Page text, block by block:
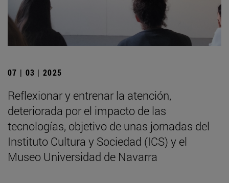
07 | 03 | 2025
Reflexionar y entrenar la atención,
deteriorada por el impacto de las
tecnologías, objetivo de unas jornadas del
Instituto Cultura y Sociedad (ICS) y el
Museo Universidad de Navarra